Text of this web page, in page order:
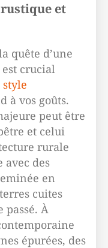
et
quête d’une
crucial
style
à vos goûts.
peut être
et celui
rurale
des
en
cuites
passé. À
épurées, des